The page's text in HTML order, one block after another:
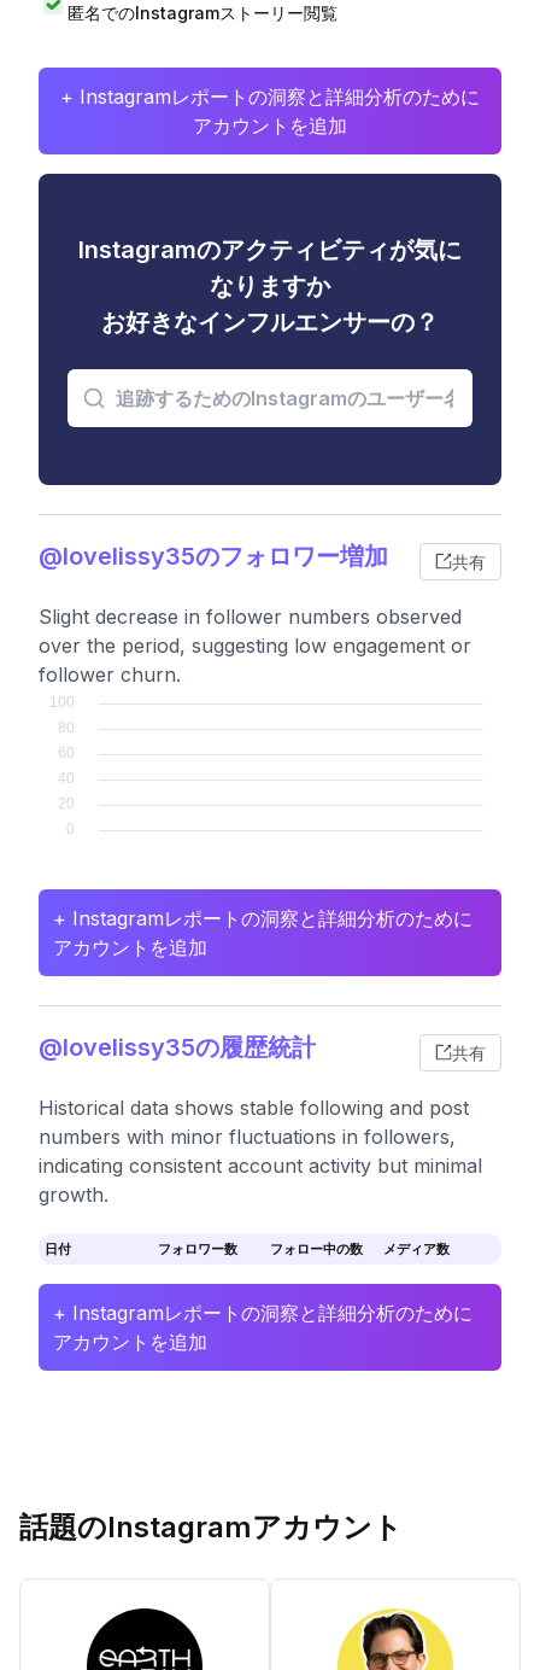
匿名でのInstagramストーリー閲覧
+ Instagramレポートの洞察と詳細分析のために
アカウントを追加
Instagramのアクティビティが気に
なりますか
お好きなインフルエンサーの？
@lovelissy35のフォロワー増加 共有
Slight decrease in follower numbers observed
over the period, suggesting low engagement or
follower churn.
+ Instagramレポートの洞察と詳細分析のために
アカウントを追加
@lovelissy35の履歴統計 共有
Historical data shows stable following and post
numbers with minor fluctuations in followers,
indicating consistent account activity but minimal
growth.
日付 フォロワー数 フォロー中の数 メディア数
+ Instagramレポートの洞察と詳細分析のために
アカウントを追加
話題のInstagramアカウント